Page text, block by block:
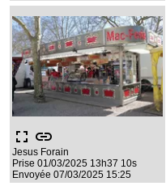
fullscreen link
Jesus Forain
Prise 01/03/2025 13h37 10s
Envoyée 07/03/2025 15:25